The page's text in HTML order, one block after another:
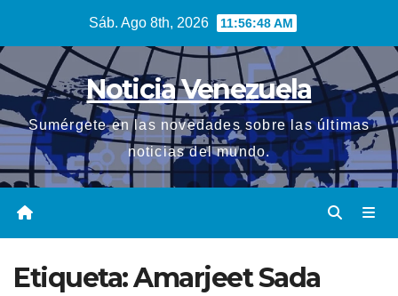
contenido
Sáb. Ago 8th, 2026 11:56:48 AM
Noticia Venezuela
Sumérgete en las novedades sobre las últimas
noticias del mundo.
Etiqueta:Amarjeet Sada